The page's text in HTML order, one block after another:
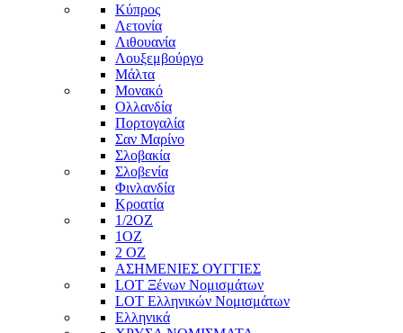
Κύπρος
Λετονία
Λιθουανία
Λουξεμβούργο
Μάλτα
Μονακό
Ολλανδία
Πορτογαλία
Σαν Μαρίνο
Σλοβακία
Σλοβενία
Φινλανδία
Κροατία
1/2ΟΖ
1ΟΖ
2 OZ
ΑΣΗΜΕΝΙΕΣ ΟΥΓΓΙΕΣ
LOT Ξένων Νομισμάτων
LOT Ελληνικών Νομισμάτων
Ελληνικά